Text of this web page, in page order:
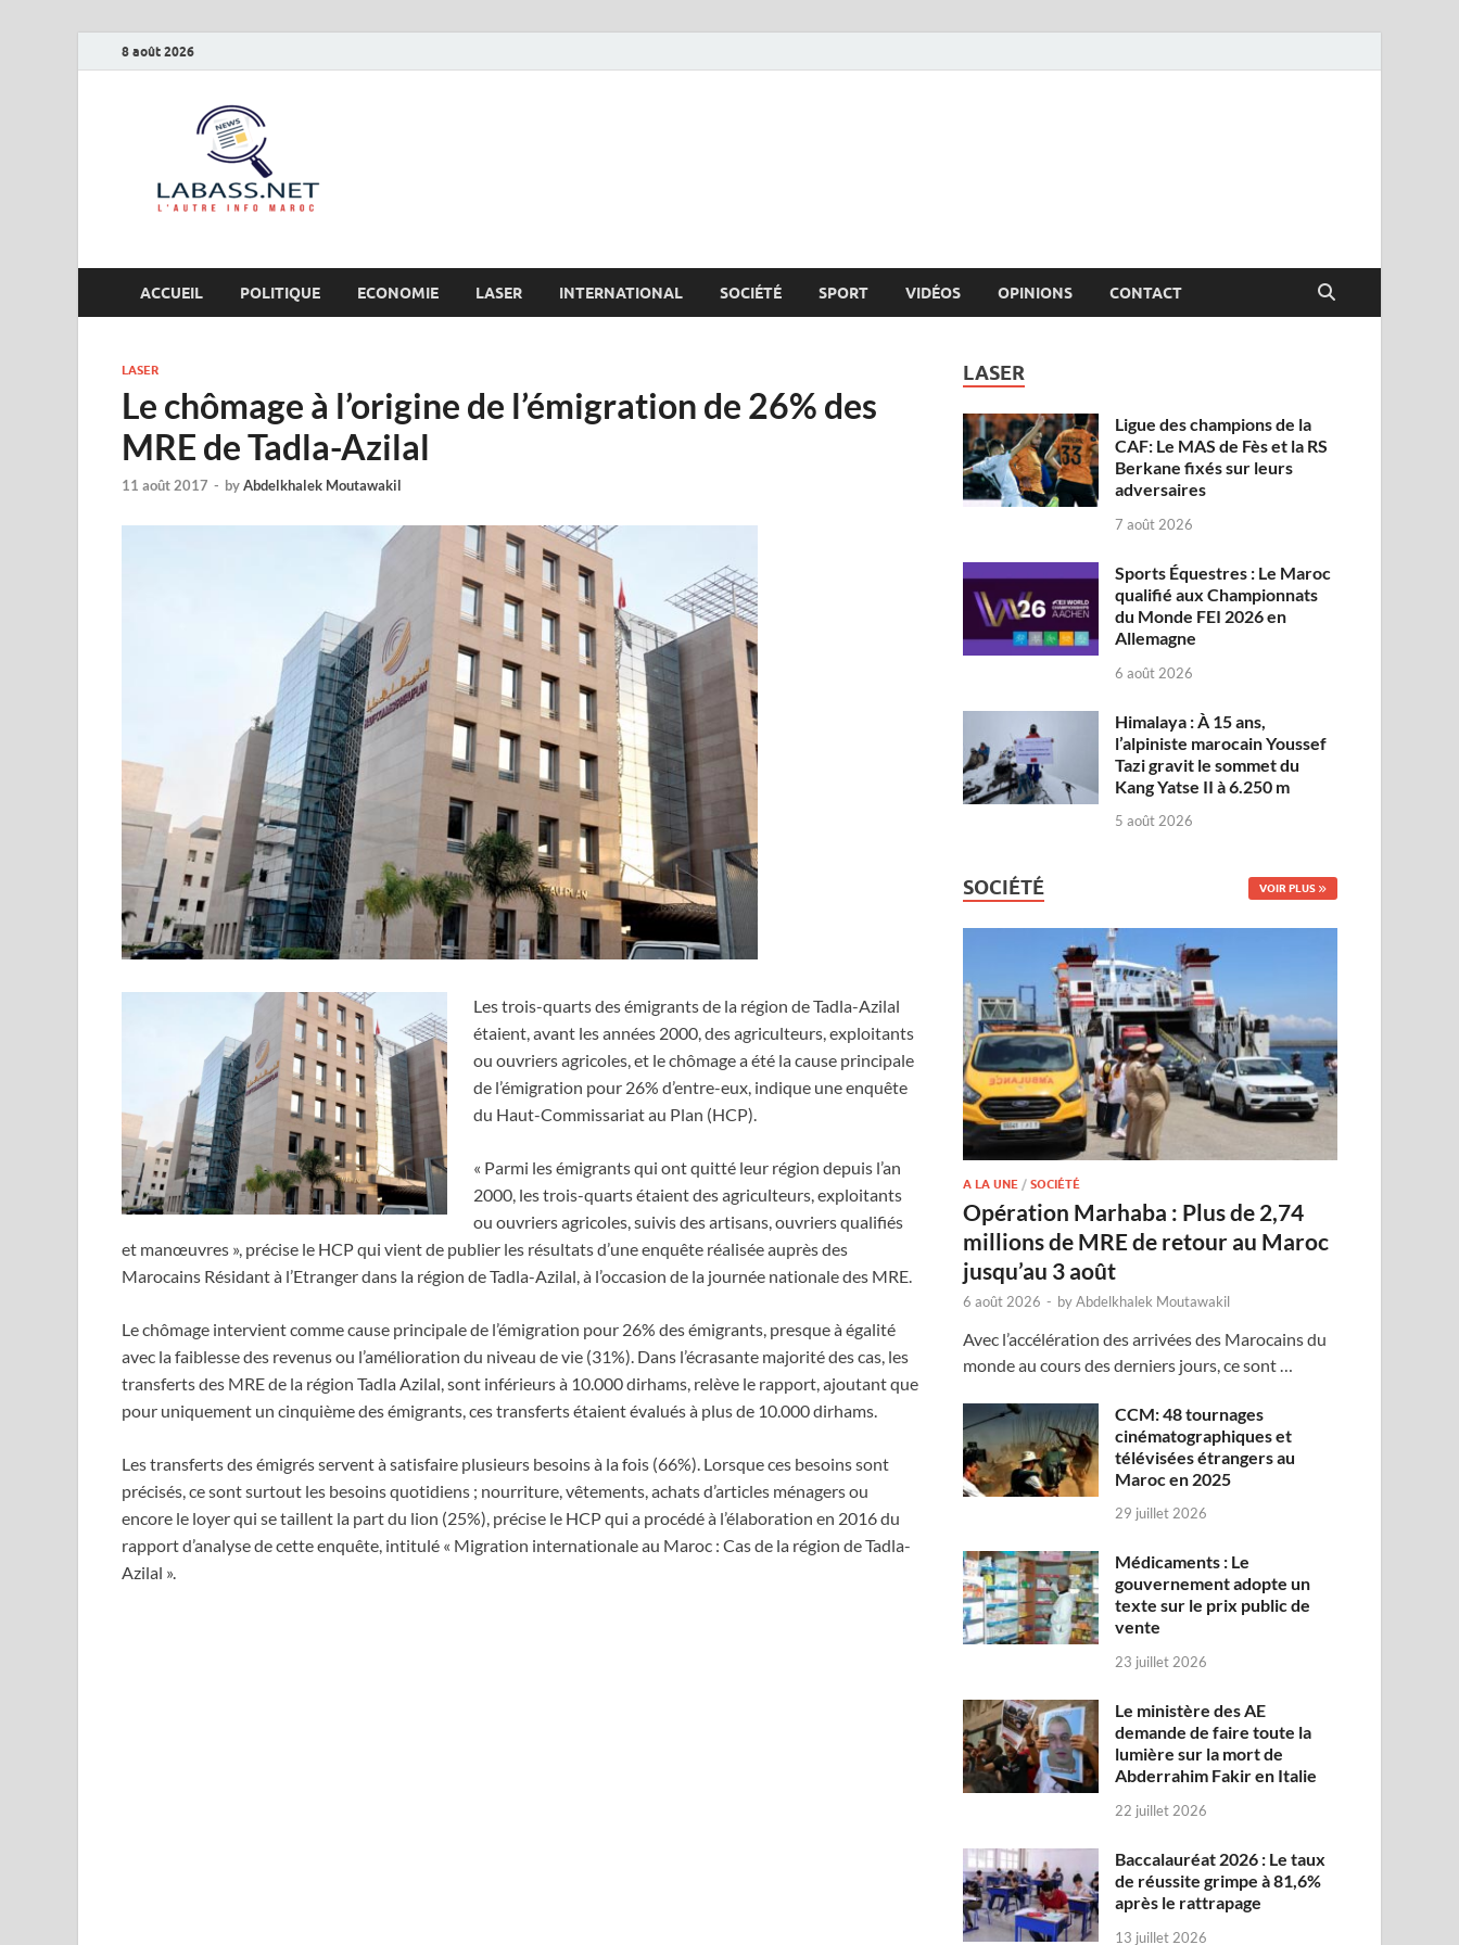
8 août 2026
ACCUEIL POLITIQUE ECONOMIE LASER INTERNATIONAL SOCIÉTÉ SPORT VIDÉOS OPINIONS CONTACT
LASER
Le chômage à l’origine de l’émigration de 26% des
MRE de Tadla-Azilal
11 août 2017 - byAbdelkhalek Moutawakil
Les trois-quarts des émigrants de la région de Tadla-Azilal
étaient, avant les années 2000, des agriculteurs, exploitants
ou ouvriers agricoles, et le chômage a été la cause principale
de l’émigration pour 26% d’entre-eux, indique une enquête
du Haut-Commissariat au Plan (HCP).
« Parmi les émigrants qui ont quitté leur région depuis l’an
2000, les trois-quarts étaient des agriculteurs, exploitants
ou ouvriers agricoles, suivis des artisans, ouvriers qualifiés
et manœuvres », précise le HCP qui vient de publier les résultats d’une enquête réalisée auprès des
Marocains Résidant à l’Etranger dans la région de Tadla-Azilal, à l’occasion de la journée nationale des MRE.
Le chômage intervient comme cause principale de l’émigration pour 26% des émigrants, presque à égalité
avec la faiblesse des revenus ou l’amélioration du niveau de vie (31%). Dans l’écrasante majorité des cas, les
transferts des MRE de la région Tadla Azilal, sont inférieurs à 10.000 dirhams, relève le rapport, ajoutant que
pour uniquement un cinquième des émigrants, ces transferts étaient évalués à plus de 10.000 dirhams.
Les transferts des émigrés servent à satisfaire plusieurs besoins à la fois (66%). Lorsque ces besoins sont
précisés, ce sont surtout les besoins quotidiens ; nourriture, vêtements, achats d’articles ménagers ou
encore le loyer qui se taillent la part du lion (25%), précise le HCP qui a procédé à l’élaboration en 2016 du
rapport d’analyse de cette enquête, intitulé « Migration internationale au Maroc : Cas de la région de Tadla-
Azilal ».
LASER
Ligue des champions de la
CAF: Le MAS de Fès et la RS
Berkane fixés sur leurs
adversaires
7 août 2026
Sports Équestres : Le Maroc
qualifié aux Championnats
du Monde FEI 2026 en
Allemagne
6 août 2026
Himalaya : À 15 ans,
l’alpiniste marocain Youssef
Tazi gravit le sommet du
Kang Yatse II à 6.250 m
5 août 2026
SOCIÉTÉ VOIR PLUS
A LA UNE /SOCIÉTÉ
Opération Marhaba : Plus de 2,74
millions de MRE de retour au Maroc
jusqu’au 3 août
6 août 2026 - byAbdelkhalek Moutawakil
Avec l’accélération des arrivées des Marocains du
monde au cours des derniers jours, ce sont …
CCM: 48 tournages
cinématographiques et
télévisées étrangers au
Maroc en 2025
29 juillet 2026
Médicaments : Le
gouvernement adopte un
texte sur le prix public de
vente
23 juillet 2026
Le ministère des AE
demande de faire toute la
lumière sur la mort de
Abderrahim Fakir en Italie
22 juillet 2026
Baccalauréat 2026 : Le taux
de réussite grimpe à 81,6%
après le rattrapage
13 juillet 2026